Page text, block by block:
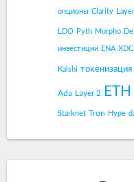
опционы Clarity
LDO Pyth Morpho
инвестиции ENA XDC
Kalshi токенизация
Ada Layer 2 ETH
Starknet Tron Hype